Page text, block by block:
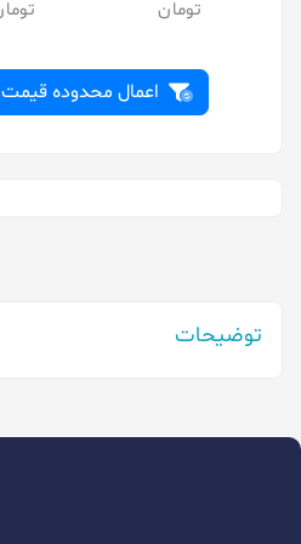
توشیبا
دیاموند
روندا
اعمال محدوده قیمت
توضیحات